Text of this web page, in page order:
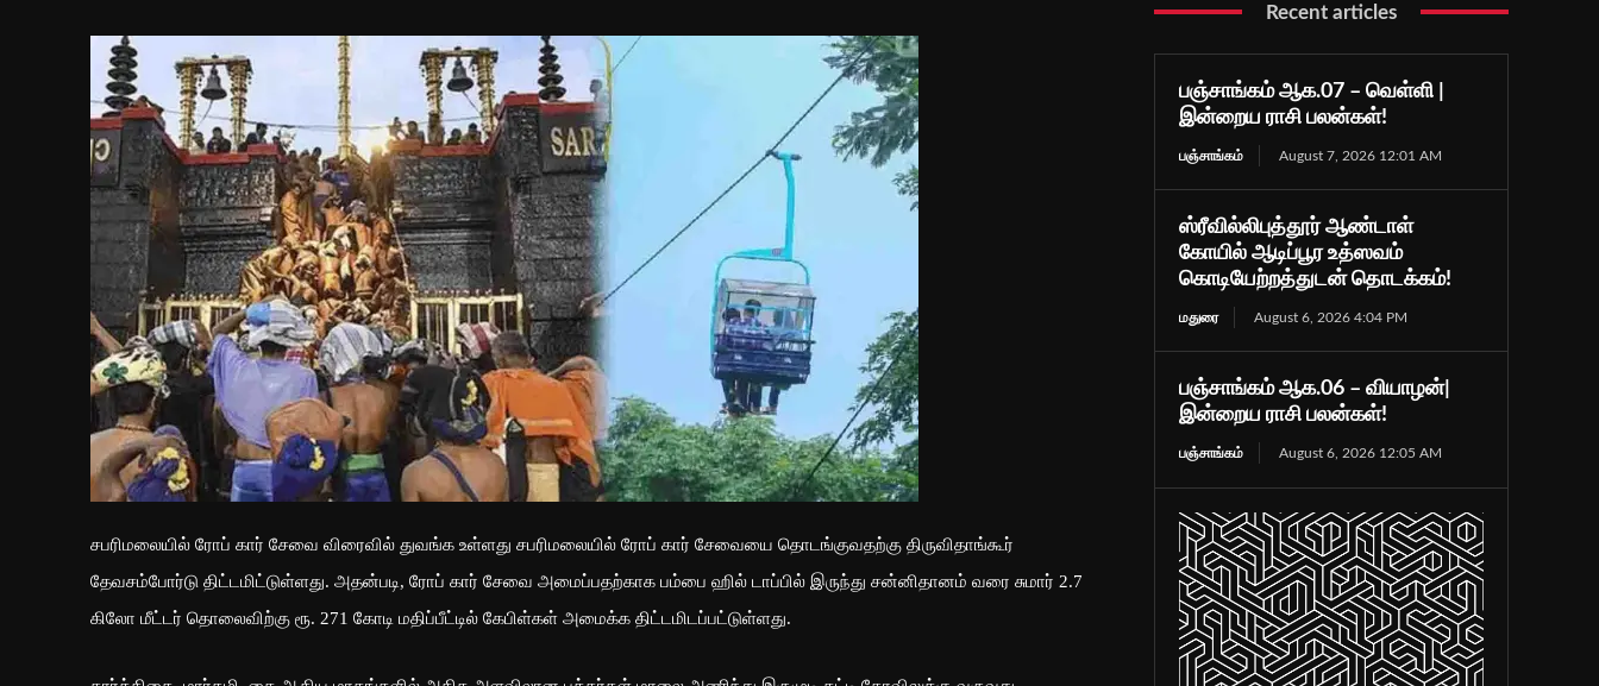
சபரிமலையில் ரோப் கார் சேவை விரைவில் துவங்க உள்ளது சபரிமலையில் ரோப் கார் சேவையை தொடங்குவதற்கு திருவிதாங்கூர்
தேவசம்போர்டு திட்டமிட்டுள்ளது. அதன்படி, ரோப் கார் சேவை அமைப்பதற்காக பம்பை ஹில் டாப்பில் இருந்து சன்னிதானம் வரை சுமார் 2.7
கிலோ மீட்டர் தொலைவிற்கு ரூ. 271 கோடி மதிப்பீட்டில் கேபிள்கள் அமைக்க திட்டமிடப்பட்டுள்ளது.
Recent articles
பஞ்சாங்கம் ஆக.07 – வெள்ளி |
இன்றைய ராசி பலன்கள்!
பஞ்சாங்கம் August 7, 2026 12:01 AM
ஸ்ரீவில்லிபுத்தூர் ஆண்டாள்
கோயில் ஆடிப்பூர உத்ஸவம்
கொடியேற்றத்துடன் தொடக்கம்!
மதுரை August 6, 2026 4:04 PM
பஞ்சாங்கம் ஆக.06 – வியாழன்|
இன்றைய ராசி பலன்கள்!
பஞ்சாங்கம் August 6, 2026 12:05 AM